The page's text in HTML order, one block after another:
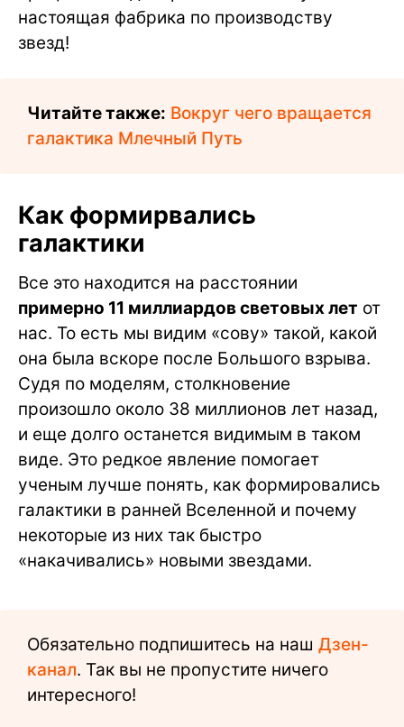
настоящая фабрика по производству
звезд!
Читайте также: Вокруг чего вращается
галактика Млечный Путь
Как формирвались
галактики
Все это находится на расстоянии
примерно 11 миллиардов световых лет от
нас. То есть мы видим «сову» такой, какой
она была вскоре после Большого взрыва.
Судя по моделям, столкновение
произошло около 38 миллионов лет назад,
и еще долго останется видимым в таком
виде. Это редкое явление помогает
ученым лучше понять, как формировались
галактики в ранней Вселенной и почему
некоторые из них так быстро
«накачивались» новыми звездами.
Обязательно подпишитесь на наш Дзен-
канал. Так вы не пропустите ничего
интересного!